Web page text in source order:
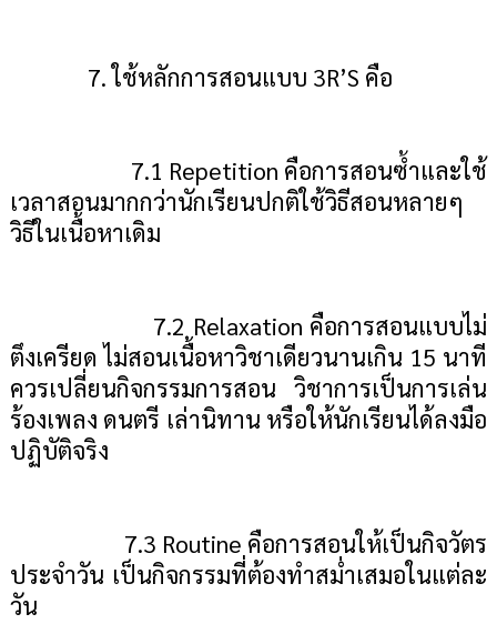
7. ใช้หลักการสอนแบบ 3R’S คือ
7.1 Repetition คือการสอนซ้ำและใช้
เวลาสอนมากกว่านักเรียนปกติใช้วิธีสอนหลายๆ
วิธีในเนื้อหาเดิม
7.2 Relaxation คือการสอนแบบไม่
ตึงเครียด ไม่สอนเนื้อหาวิชาเดียวนานเกิน 15 นาที
ควรเปลี่ยนกิจกรรมการสอน วิชาการเป็นการเล่น
ร้องเพลง ดนตรี เล่านิทาน หรือให้นักเรียนได้ลงมือ
ปฏิบัติจริง
7.3 Routine คือการสอนให้เป็นกิจวัตร
ประจำวัน เป็นกิจกรรมที่ต้องทำสม่ำเสมอในแต่ละ
วัน